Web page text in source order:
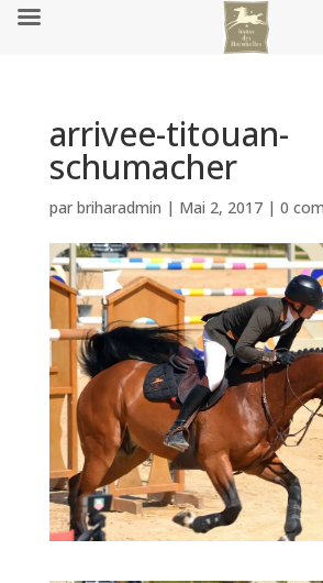
arrivee-titouan-
schumacher
par briharadmin | Mai 2, 2017| 0